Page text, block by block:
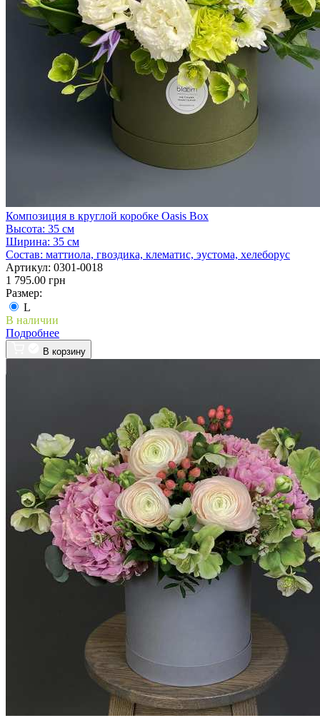
Композиция в круглой коробке Oasis Box
Высота: 35 см
Ширина: 35 см
Состав: маттиола, гвоздика, клематис, эустома, хелеборус
Артикул: 0301-0018
1 795.00 грн
Размер:
L
В наличии
Подробнее
В корзину